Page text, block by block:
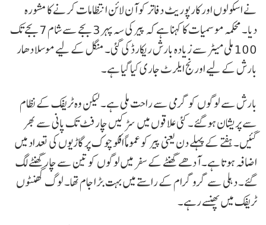
نے اسکولوں اور کارپوریٹ دفاتر کو آن لائن انتظامات کرنے کا مشورہ
دیا۔ محکمہ موسمیات کا کہنا ہے کہ پیر کی سہ پہر 3 بجے سے شام 7 بجے تک
100 ملی میٹر سے زیادہ بارش ریکارڈ کی گئی۔ منگل کے لیے موسلا دھار
بارش کے لیے اورنج ایلرٹ جاری کیا گیا ہے۔
بارش سے لوگوں کو گرمی سے راحت ملی ہے۔ لیکن وہ ٹریفک کے نظام
سے پریشان ہو گئے۔ کئی علاقوں میں سڑکیں چار فٹ تک پانی سے بھر
گئیں۔ ہفتے کے پہلے دن یعنی پیر کو عموماً افکوچوک پر گاڑیوں کی تعداد میں
اضافہ ہوتا ہے۔ آدھے گھنٹے کے سفر میں لوگوں کو تین سے چار گھنٹے لگ
گئے۔ دہلی سے گروگرام کے راستے میں بہت بڑا جام تھا۔ لوگ گھنٹوں
ٹریفک میں پھنسے رہے۔